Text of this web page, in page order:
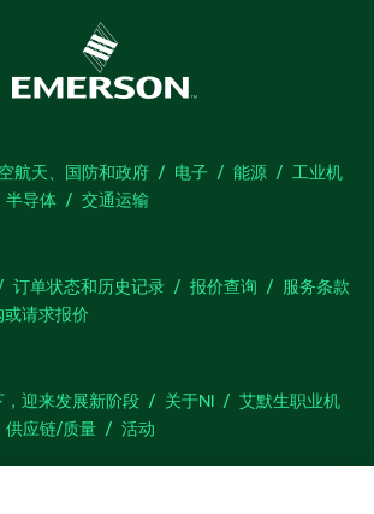
航天、国防和政府 电子 能源
工业机
半导体 交通运输
订单状态和历史记录 报价查询
服务条款
请求报价
迎来发展新阶段 关于NI
艾默生职业机
供应链/质量 活动